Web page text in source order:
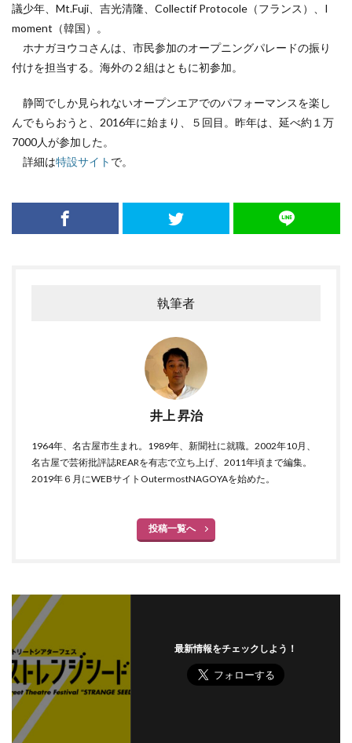
議少年、Mt.Fuji、吉光清隆、Collectif Protocole（フランス）、I
moment（韓国）。
ホナガヨウコさんは、市民参加のオープニングパレードの振り
付けを担当する。海外の２組はともに初参加。
静岡でしか見られないオープンエアでのパフォーマンスを楽し
んでもらおうと、2016年に始まり、５回目。昨年は、延べ約１万
7000人が参加した。
詳細は特設サイト で。
執筆者
井上 昇治
1964年、名古屋市生まれ。1989年、新聞社に就職。2002年10月、
名古屋で芸術批評誌REARを有志で立ち上げ、2011年頃まで編集。
2019年６月にWEBサイトOutermostNAGOYAを始めた。
投稿一覧へ
最新情報をチェックしよう！